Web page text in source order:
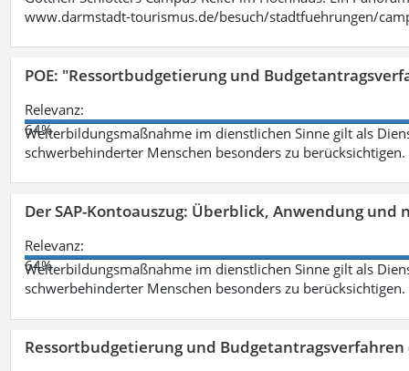
www.darmstadt-tourismus.de/besuch/stadtfuehrungen/
POE: "Ressortbudgetierung und
Relevanz:
64%
Weiterbildungsmaßnahme im dienstlichen Sinne gilt als
schwerbehinderter Menschen besonders zu berücksichtigen.
Der SAP-Kontoauszug: Überblick, Anwendung
Relevanz:
64%
Weiterbildungsmaßnahme im dienstlichen Sinne gilt als
schwerbehinderter Menschen besonders zu berücksichtigen.
Ressortbudgetierung und Budgetantragsverfahren